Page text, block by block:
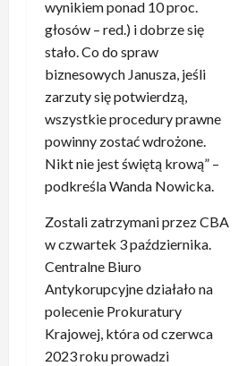
wynikiem ponad 10 proc.
głosów – red.) i dobrze się
stało. Co do spraw
biznesowych Janusza, jeśli
zarzuty się potwierdzą,
wszystkie procedury prawne
powinny zostać wdrożone.
Nikt nie jest świętą krową” –
podkreśla Wanda Nowicka.
Zostali zatrzymani przez CBA
w czwartek 3 października.
Centralne Biuro
Antykorupcyjne działało na
polecenie Prokuratury
Krajowej, która od czerwca
2023 roku prowadzi